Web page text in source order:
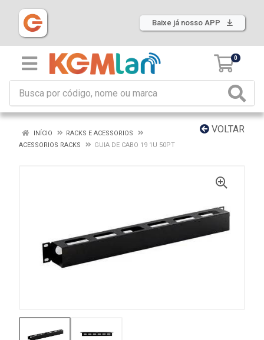
Baixe já nosso APP
0
VOLTAR
INÍCIO
RACKS E ACESSORIOS
ACESSORIOS RACKS
GUIA DE CABO 19 1U 50PT